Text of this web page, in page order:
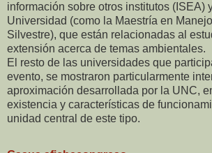
información sobre otros institutos (ISEA)
Universidad (como la Maestría en
Silvestre), que están relacionadas al
extensión acerca de temas ambientales.
El resto de las universidades que
evento, se mostraron particularmente
aproximación desarrollada por la UNC,
existencia y características de
unidad central de este tipo.